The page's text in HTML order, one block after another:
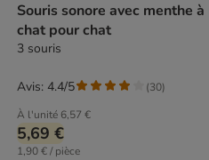
Souris sonore avec menthe à
chat pour chat
3 souris
À l'unité 6,57 €
5,69 €
1,90 € / pièce
Avis: 4.4/5 (30)